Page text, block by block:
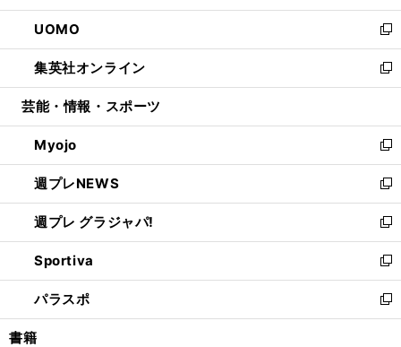
開
く
ウ
で
開
く
ン
ド
ウ
で
開
ウ
ィ
ン
ド
ウ
開
く
し
い
ウ
ィ
ン
ウ
で
開
く
UOMO
新
し
い
ウ
ン
ド
ウ
で
開
く
集英社オンライン
新
し
ウ
ィ
ン
ド
ウ
で
開
く
芸能・情報・スポーツ
Myojo
新
し
い
ウ
ィ
ン
ド
ウ
で
開
週プレNEWS
新
し
い
ウ
ィ
ン
ド
ウ
週プレ グラジャパ!
新
し
い
ウ
ィ
ン
Sportiva
新
し
い
ウ
パラスポ
新
し
書籍